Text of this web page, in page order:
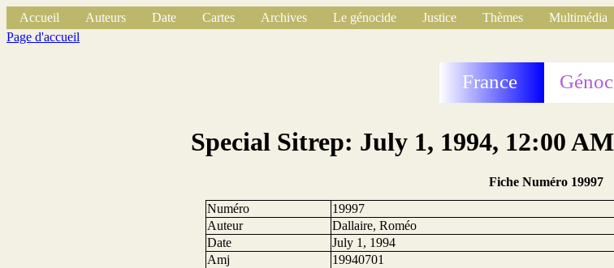
Accueil Auteurs Date Cartes Archives Le génocide Justice Thèmes Multimédia
Page d'accueil
France
Special Sitrep: July 1, 1994, 12:00
Fiche Numéro 19997
Numéro
19997
Auteur
Dallaire, Roméo
Date
July 1, 1994
Amj
19940701